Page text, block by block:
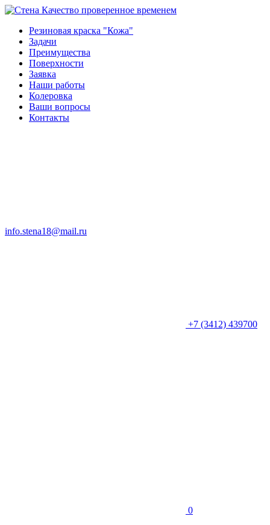
Качество проверенное временем
Резиновая краска "Кожа"
Задачи
Преимущества
Поверхности
Заявка
Наши работы
Колеровка
Ваши вопросы
Контакты
info.stena18@mail.ru
+7 (3412) 439700
0